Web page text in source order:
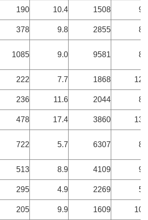
190 10.4 1508
378 9.8 2855
1085 9.0 9581
222 7.7 1868
236 11.6 2044
478 17.4 3860
722 5.7 6307
513 8.9 4109
295 4.9 2269
205 9.9 1609